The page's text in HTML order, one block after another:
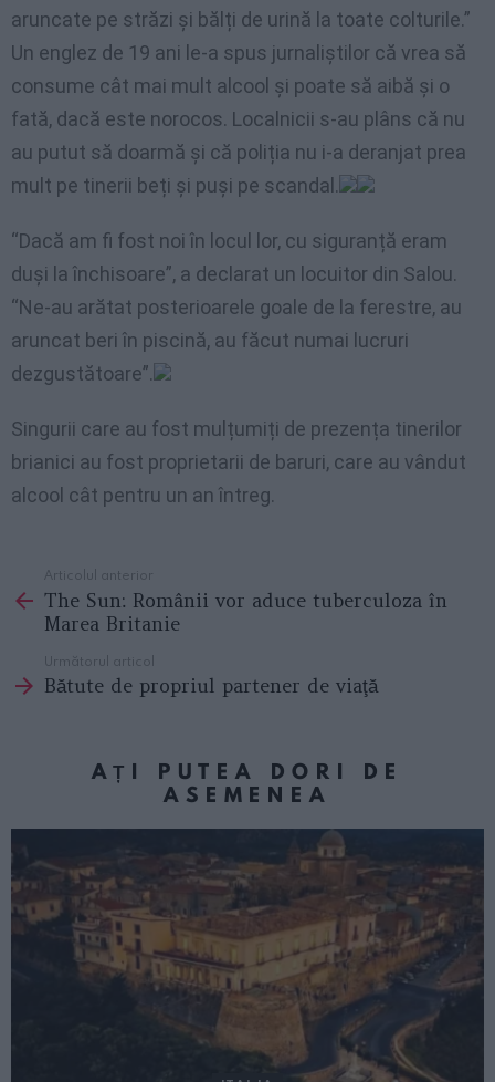
aruncate pe străzi și bălți de urină la toate colturile.”
Un englez de 19 ani le-a spus jurnaliștilor că vrea să
consume cât mai mult alcool și poate să aibă și o
fată, dacă este norocos. Localnicii s-au plâns că nu
au putut să doarmă și că poliția nu i-a deranjat prea
mult pe tinerii beți și puși pe scandal.
“Dacă am fi fost noi în locul lor, cu siguranță eram
duși la închisoare”, a declarat un locuitor din Salou.
“Ne-au arătat posterioarele goale de la ferestre, au
aruncat beri în piscină, au făcut numai lucruri
dezgustătoare”.
Singurii care au fost mulțumiți de prezența tinerilor
brianici au fost proprietarii de baruri, care au vândut
alcool cât pentru un an întreg.
more
Articolul anterior
The Sun: Românii vor aduce tuberculoza în
Marea Britanie
Următorul articol
Bătute de propriul partener de viaţă
AȚI PUTEA DORI DE
ASEMENEA